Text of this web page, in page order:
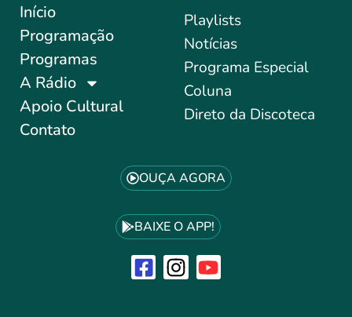
Início
Programação
Programas
A Rádio
Apoio Cultural
Contato
Playlists
Notícias
Programa Especial
Coluna
Direto da Discoteca
OUÇA AGORA
BAIXE O APP!